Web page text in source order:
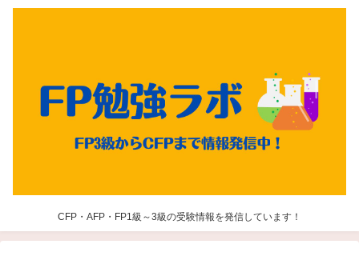
CFP・AFP・FP1級～3級の受験情報を発信しています！